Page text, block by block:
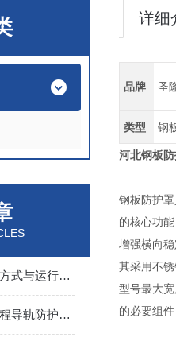
X轴防护罩的拉板连接方式与运行噪音控制
Y轴伸缩防护板在长行程导轨防护中的设计与应用
详细
品牌 圣
类型 钢
河北钢板
钢板防护
的核心功
增强横向
其采用不
型号最大
的必要组